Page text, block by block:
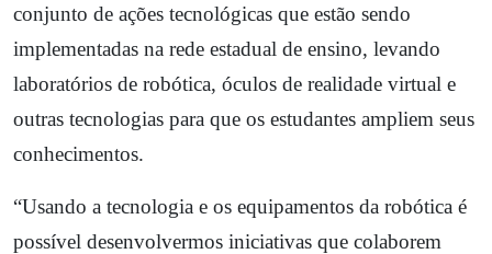
conjunto de ações tecnológicas que estão sendo
implementadas na rede estadual de ensino, levando
laboratórios de robótica, óculos de realidade virtual e
outras tecnologias para que os estudantes ampliem seus
conhecimentos.
“Usando a tecnologia e os equipamentos da robótica é
possível desenvolvermos iniciativas que colaborem